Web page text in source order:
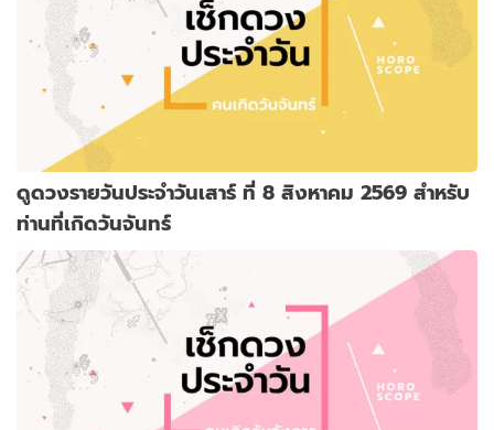
ดูดวงรายวันประจำวันเสาร์ ที่ 8 สิงหาคม 2569 สำหรับ
ท่านที่เกิดวันจันทร์